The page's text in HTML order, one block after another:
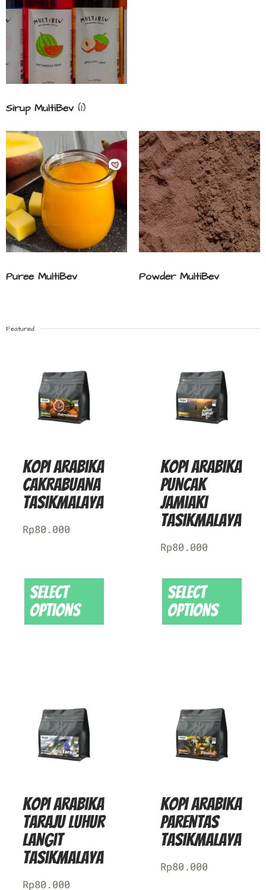
Sirup MultiBev (1)
Puree MultiBev Powder MultiBev
Featured
Kopi Arabika
Cakrabuana
Tasikmalaya
Rp80.000
Select
options
Kopi Arabika
Puncak
Jamiaki
Tasikmalaya
Rp80.000
Select
options
Kopi Arabika
Taraju Luhur
Langit
Tasikmalaya
Rp80.000
Kopi Arabika
Parentas
Tasikmalaya
Rp80.000